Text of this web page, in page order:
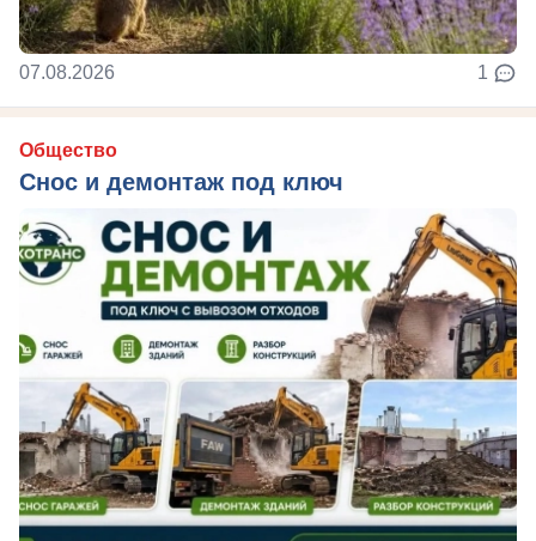
07.08.2026 1
Общество
Снос и демонтаж под ключ